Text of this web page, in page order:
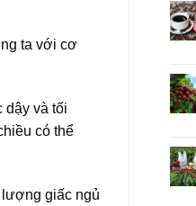
ta với cơ
dậy và tối
có thể
lượng giấc ngủ